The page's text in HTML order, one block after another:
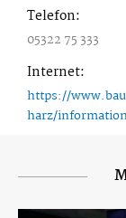
Telefon:
05322 75 333
Internet:
https://
harz/